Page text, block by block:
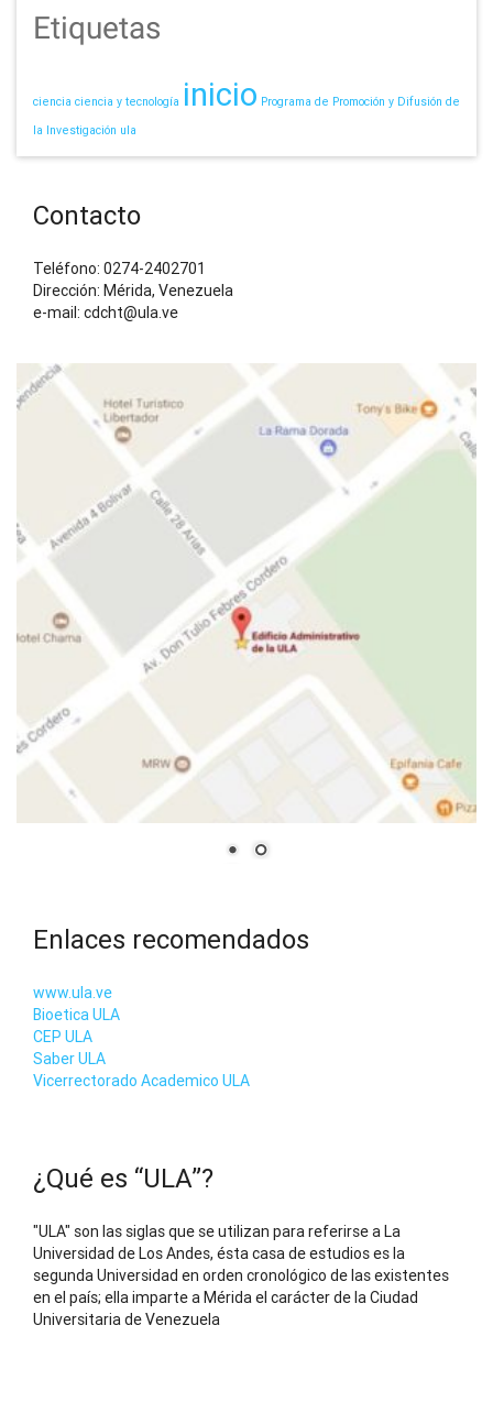
Etiquetas
ciencia ciencia y tecnología inicio Programa de Promoción y Difusión de
la Investigación ula
Contacto
Teléfono: 0274-2402701
Dirección: Mérida, Venezuela
e-mail: cdcht@ula.ve
Enlaces recomendados
www.ula.ve
Bioetica ULA
CEP ULA
Saber ULA
Vicerrectorado Academico ULA
¿Qué es “ULA”?
"ULA" son las siglas que se utilizan para referirse a La
Universidad de Los Andes, ésta casa de estudios es la
segunda Universidad en orden cronológico de las existentes
en el país; ella imparte a Mérida el carácter de la Ciudad
Universitaria de Venezuela